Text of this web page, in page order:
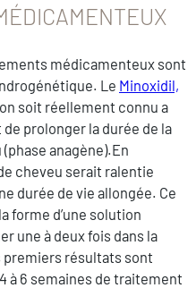
médicamenteux sont
Le Minoxidil,
soit réellement connu a
prolonger la durée de la
anagène).En
cheveu serait ralentie
durée de vie allongée. Ce
forme d’une solution
une à deux fois dans la
premiers résultats sont
à 6 semaines de traitement